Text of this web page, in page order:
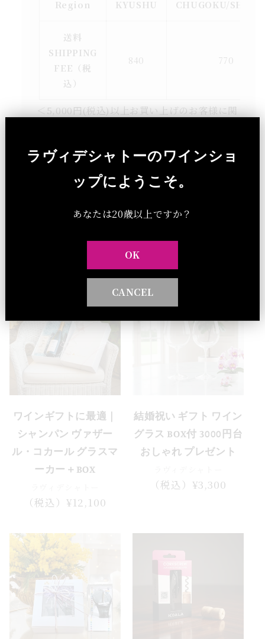
Region KYUSHU CHUGOKU/
送料
SHIPPING
FEE（税
込）
840 770
＜5,000円(税込)以上お買い上げのお客様に関
他のワインアクセサリーグッズ
ワインギフトに最適｜
シャンパン ヴァザー
ル・コカール グラスマ
ーカー＋BOX
通
価
格
（税込）¥12,100
結婚祝い ギフト ワイン
グラス BOX付 3000円台
おしゃれ プレゼント
通（税込）¥3,300
ラヴィデシャトーのワインショ
ップにようこそ。
あなたは20歳以上ですか？
OK
CANCEL